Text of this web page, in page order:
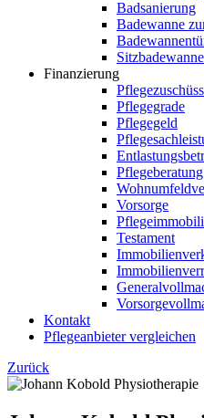
Badsanierung
Badewanne
Sitzbadewanne
Finanzierung
Pflegegrade
Pflegegeld
Pflegeberatung
Vorsorge
Testament
Kontakt
Pflegeanbieter vergleichen
Zurück